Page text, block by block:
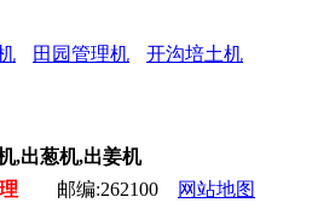
田园管理机 开沟培土机
,出葱机,出姜机
邮编:262100
网站地图